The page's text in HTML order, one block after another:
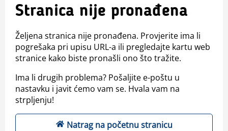
Stranica nije pronađena
Željena stranica nije pronađena. Provjerite ima li
pogrešaka pri upisu URL-a ili pregledajte kartu web
stranice kako biste pronašli ono što tražite.
Ima li drugih problema? Pošaljite e-poštu u
nastavku i javit ćemo vam se. Hvala vam na
strpljenju!
Natrag na početnu stranicu